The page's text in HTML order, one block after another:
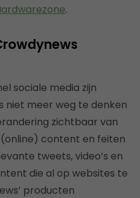
.
sociale media zijn
niet meer weg te denken
zichtbaar van
content en feiten
tweets, video’s en
die al op websites te
producten